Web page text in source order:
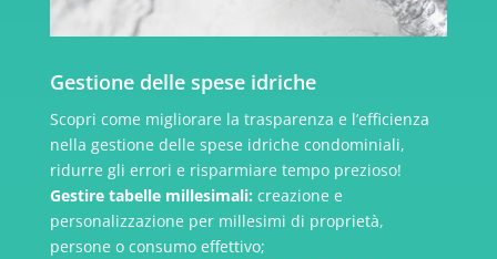
Gestione delle spese idriche
Scopri come migliorare la trasparenza e l’efficienza
nella gestione delle spese idriche condominiali,
ridurre gli errori e risparmiare tempo prezioso!
Gestire tabelle millesimali: creazione e
personalizzazione per millesimi di proprietà,
persone o consumo effettivo;